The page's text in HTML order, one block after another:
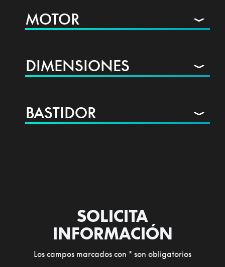
MOTOR
DIMENSIONES
BASTIDOR
SOLICITA
INFORMACIÓN
Los campos marcados con * son obligatorios